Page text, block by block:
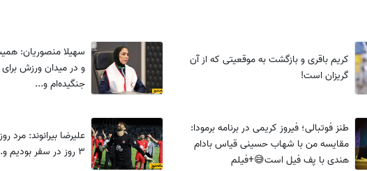
کریم باقری و بازگشت به موقعیتی که از آن
گریزان است!
سهیلا منصوریان:
و در میدان ورزش برای
جنگیده‌ام و...
طنز فوتبالی؛ فیروز کریمی در برنامه برمودا:
مقایسه من با شهاب حسینی قیاس بادام
هندی با پف فیل است😅+فیلم
علیرضا بیرانوند:
3 روز در سفر بودیم و...